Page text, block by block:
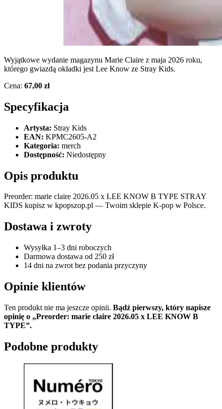
Wyjątkowe wydanie magazynu Marie Claire z maja 2026 roku,
którego gwiazdą okładki jest Lee Know ze Stray Kids.
Cena: 67,00 zł
Specyfikacja
Artysta: Stray Kids
EAN: KPMC2605-A2
Kategoria: merch
Dostępność: Niedostępny
Opis produktu
Preorder: marie claire 2026.05 x LEE KNOW B TYPE STRAY
KIDS kupisz w kpopszop.pl — Twoim sklepie K-pop w Polsce.
Dostawa i zwroty
Wysyłka 1–3 dni roboczych
Darmowa dostawa od 250 zł
14 dni na zwrot bez podania przyczyny
Opinie klientów
Ten produkt nie ma jeszcze opinii. Bądź pierwszy, który napisze
opinię o „Preorder: marie claire 2026.05 x LEE KNOW B
TYPE”.
Podobne produkty